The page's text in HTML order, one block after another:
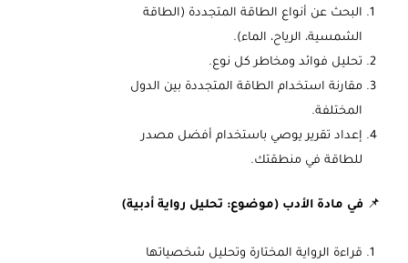
البحث عن أنواع الطاقة المتجددة (الطاقة
الشمسية، الرياح، الماء).
تحليل فوائد ومخاطر كل نوع.
مقارنة استخدام الطاقة المتجددة بين الدول
المختلفة.
إعداد تقرير يوصي باستخدام أفضل مصدر
للطاقة في منطقتك.
📌 في مادة الأدب (موضوع: تحليل رواية أدبية)
قراءة الرواية المختارة وتحليل شخصياتها